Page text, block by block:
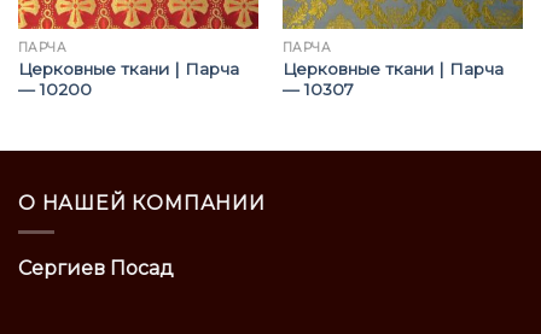
ПАРЧА
Церковные ткани | Парча
— 10200
ПАРЧА
Церковные ткани | Парча
— 10307
О НАШЕЙ КОМПАНИИ
Сергиев Посад